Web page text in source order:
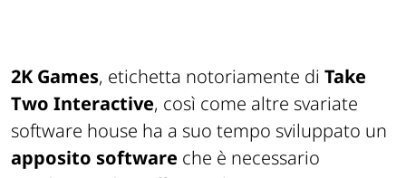
2K Games, etichetta notoriamente di Take
Two Interactive, così come altre svariate
software house ha a suo tempo sviluppato un
apposito software che è necessario